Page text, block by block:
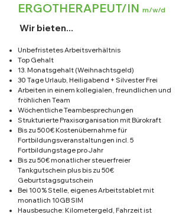
ERGOTHERAPEUT/IN m/w/d
Wir bieten...
Unbefristetes Arbeitsverhältnis
Top Gehalt
13. Monatsgehalt (Weihnachtsgeld)
30 Tage Urlaub, Heiligabend + Silvester Frei
Arbeiten in einem kollegialen, freundlichen und
fröhlichen Team
Wöchentliche Teambesprechungen
Strukturierte Praxisorganisation mit Bürokraft
Bis zu 500€ Kostenübernahme für
Fortbildungsveranstaltungen incl. 5
Fortbildungstage pro Jahr
Bis zu 50€ monatlicher steuerfreier
Tankgutschein plus bis zu 50€
Geburtstagsgutschein
Bei 100% Stelle, eigenes Arbeitstablet mit
monatlich 10GB SIM
Hausbesuche: Kilometergeld, Fahrzeit ist